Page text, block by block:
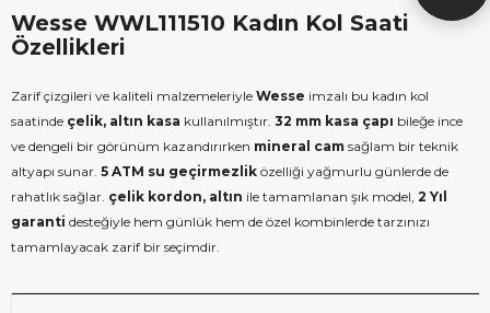
Wesse WWL111510 Kadın Kol Saati
Özellikleri
Zarif çizgileri ve kaliteli malzemeleriyle Wesse imzalı bu kadın kol
saatinde çelik, altın kasa kullanılmıştır. 32 mm kasa çapı bileğe ince
ve dengeli bir görünüm kazandırırken mineral cam sağlam bir teknik
altyapı sunar. 5 ATM su geçirmezlik özelliği yağmurlu günlerde de
rahatlık sağlar. çelik kordon, altın ile tamamlanan şık model, 2 Yıl
garanti desteğiyle hem günlük hem de özel kombinlerde tarzınızı
tamamlayacak zarif bir seçimdir.